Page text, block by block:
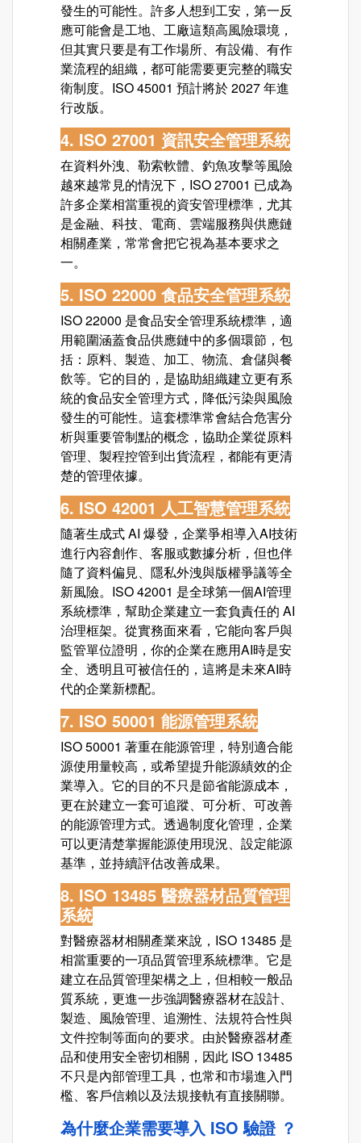
發生的可能性。許多人想到工安，第一反
應可能會是工地、工廠這類高風險環境，
但其實只要是有工作場所、有設備、有作
業流程的組織，都可能需要更完整的職安
衛制度。ISO 45001 預計將於 2027 年進
行改版。
4. ISO 27001 資訊安全管理系統
在資料外洩、勒索軟體、釣魚攻擊等風險
越來越常見的情況下， ISO 27001 已成為
許多企業相當重視的資安管理標準，尤其
是金融、科技、電商、雲端服務與供應鏈
相關產業，常常會把它視為基本要求之
一。
5. ISO 22000 食品安全管理系統
ISO 22000 是食品安全管理系統標準，適
用範圍涵蓋食品供應鏈中的多個環節，包
括：原料、製造、加工、物流、倉儲與餐
飲等。它的目的，是協助組織建立更有系
統的食品安全管理方式，降低污染與風險
發生的可能性。這套標準常會結合危害分
析與重要管制點的概念，協助企業從原料
管理、製程控管到出貨流程，都能有更清
楚的管理依據。
6. ISO 42001 人工智慧管理系統
隨著生成式 AI 爆發，企業爭相導入AI技術
進行內容創作、客服或數據分析，但也伴
隨了資料偏見、隱私外洩與版權爭議等全
新風險。ISO 42001 是全球第一個AI管理
系統標準，幫助企業建立一套負責任的 AI
治理框架。從實務面來看，它能向客戶與
監管單位證明，你的企業在應用AI時是安
全、透明且可被信任的，這將是未來AI時
代的企業新標配。
7. ISO 50001 能源管理系統
ISO 50001 著重在能源管理，特別適合能
源使用量較高，或希望提升能源績效的企
業導入。它的目的不只是節省能源成本，
更在於建立一套可追蹤、可分析、可改善
的能源管理方式。透過制度化管理，企業
可以更清楚掌握能源使用現況、設定能源
基準，並持續評估改善成果。
8. ISO 13485 醫療器材品質管理
系統
對醫療器材相關產業來說，ISO 13485 是
相當重要的一項品質管理系統標準。它是
建立在品質管理架構之上，但相較一般品
質系統，更進一步強調醫療器材在設計、
製造、風險管理、追溯性、法規符合性與
文件控制等面向的要求。由於醫療器材產
品和使用安全密切相關，因此 ISO 13485
不只是內部管理工具，也常和市場進入門
檻、客戶信賴以及法規接軌有直接關聯。
為什麼企業需要導入 ISO 驗證 ？